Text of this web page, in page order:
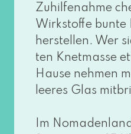
Zuhilfenahme
Wirkstoffe bun­te
her­stel­len. Wer
ten Knetmasse
Hause neh­men
lee­res Glas
Im